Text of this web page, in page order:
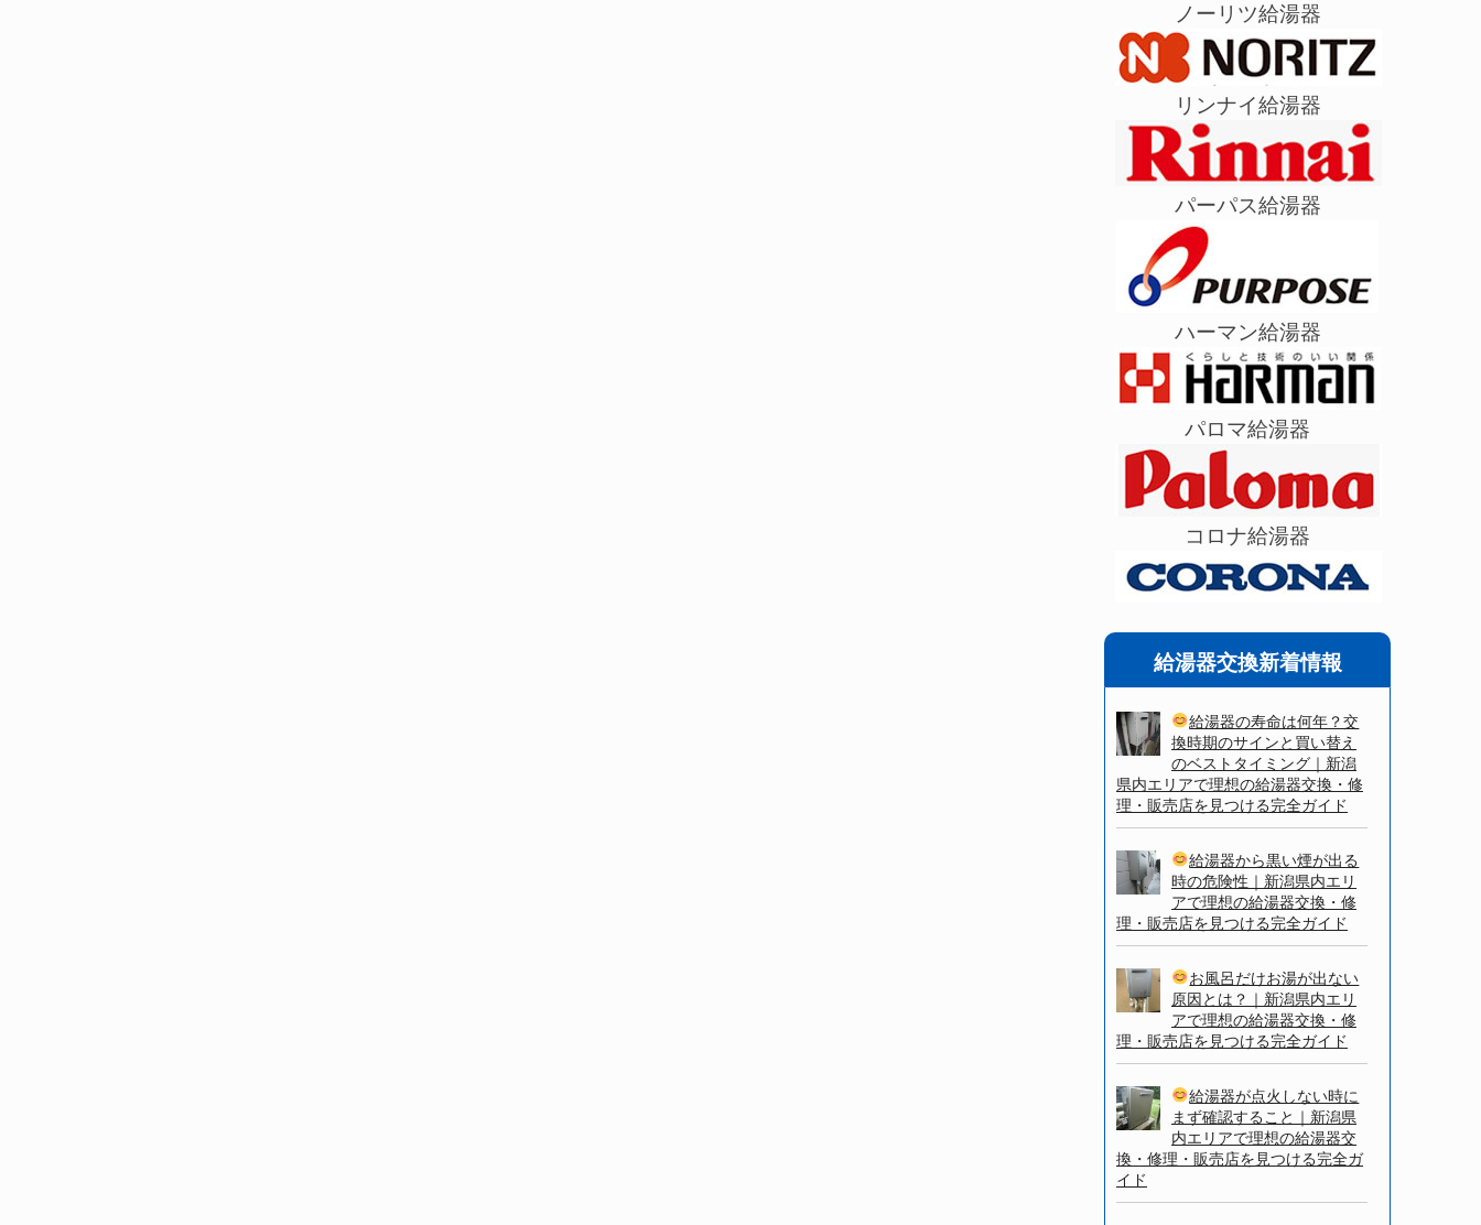
ノーリツ給湯器
リンナイ給湯器
パーパス給湯器
ハーマン給湯器
パロマ給湯器
コロナ給湯器
給湯器交換新着情報
給湯器の寿命は何年？交
換時期のサインと買い替え
のベストタイミング｜新潟
県内エリアで理想の給湯器交換・修
理・販売店を見つける完全ガイド
給湯器から黒い煙が出る
時の危険性｜新潟県内エリ
アで理想の給湯器交換・修
理・販売店を見つける完全ガイド
お風呂だけお湯が出ない
原因とは？｜新潟県内エリ
アで理想の給湯器交換・修
理・販売店を見つける完全ガイド
給湯器が点火しない時に
まず確認すること｜新潟県
内エリアで理想の給湯器交
換・修理・販売店を見つける完全ガ
イド